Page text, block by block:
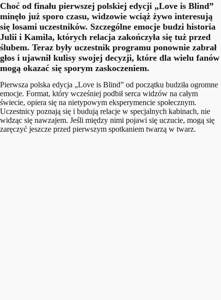
Choć od finału pierwszej polskiej edycji „Love is Blind”
minęło już sporo czasu, widzowie wciąż żywo interesują
się losami uczestników. Szczególne emocje budzi historia
Julii i Kamila, których relacja zakończyła się tuż przed
ślubem. Teraz były uczestnik programu ponownie zabrał
głos i ujawnił kulisy swojej decyzji, które dla wielu fanów
mogą okazać się sporym zaskoczeniem.
Pierwsza polska edycja „Love is Blind” od początku budziła ogromne
emocje. Format, który wcześniej podbił serca widzów na całym
świecie, opiera się na nietypowym eksperymencie społecznym.
Uczestnicy poznają się i budują relacje w specjalnych kabinach, nie
widząc się nawzajem. Jeśli między nimi pojawi się uczucie, mogą się
zaręczyć jeszcze przed pierwszym spotkaniem twarzą w twarz.